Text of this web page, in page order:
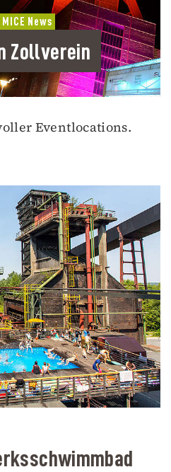
MICE News
Zollverein
Eventlocations.